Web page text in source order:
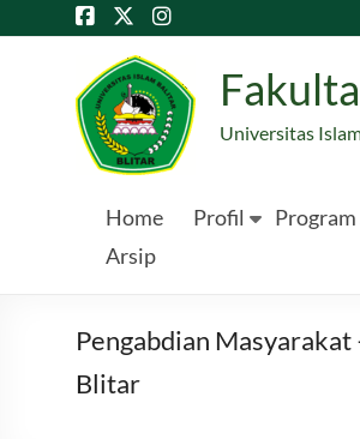
to
Universitas
Home Profil
Arsip
Pengabdian
Blitar